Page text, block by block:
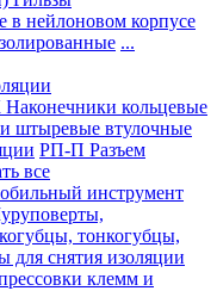
в нейлоновом корпусе
...
кольцевые
штыревые втулочные
РП-П Разъем
все
инструмент
тонкогубцы,
для снятия изоляции
клемм и